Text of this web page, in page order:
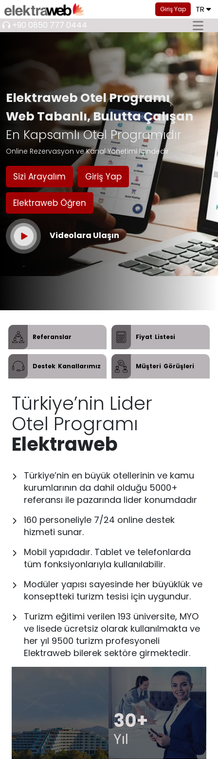
Giriş Yap TR
+90 0850 777 0444
Elektraweb Otel Programı
Web Tabanlı, Bulutta Çalışan
En Kapsamlı Otel Programıdır
Online Rezervasyon ve Kanal Yönetimi İçindedir
Sizi Arayalım Giriş Yap
Elektraweb Öğren
Videolara Ulaşın
Referanslar Fiyat Listesi
Destek Kanallarımız Müşteri Görüşleri
Türkiye’nin Lider
Otel Programı
Elektraweb
Türkiye’nin en büyük otellerinin ve kamu
kurumlarının da dahil olduğu 5000+
referansı ile pazarında lider konumdadır
160 personeliyle 7/24 online destek
hizmeti sunar.
Mobil yapıdadır. Tablet ve telefonlarda
tüm fonksiyonlarıyla kullanılabilir.
Modüler yapısı sayesinde her büyüklük ve
konseptteki turizm tesisi için uygundur.
Turizm eğitimi verilen 193 üniversite, MYO
ve lisede ücretsiz olarak kullanılmakta ve
her yıl 9500 turizm profesyoneli
Elektraweb bilerek sektöre girmektedir.
30+
Yıl